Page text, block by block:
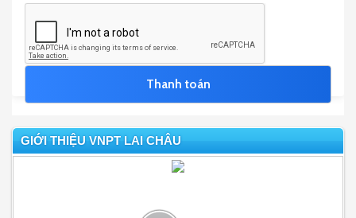
GIỚI THIỆU VNPT LAI CHÂU